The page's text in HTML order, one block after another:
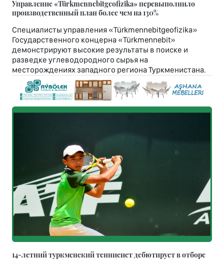
Управление «Türkmennebitgeofizika» перевыполнило
производственный план более чем на 130%
Специалисты управления «Türkmennebitgeofizika»
Государственного концерна «Türkmennebit»
демонстрируют высокие результаты в поиске и
разведке углеводородного сырья на
месторождениях западного региона Туркменистана.
14-летний туркменский теннисист дебютирует в отборе